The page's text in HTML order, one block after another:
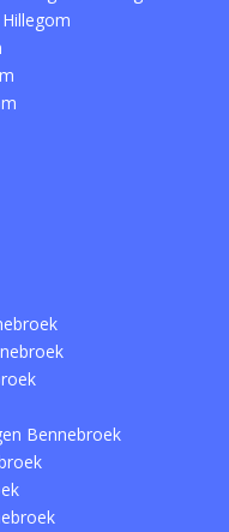
Bennebroek